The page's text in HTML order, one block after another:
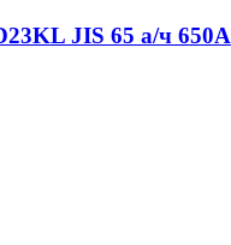
JIS 65 а/ч 650А